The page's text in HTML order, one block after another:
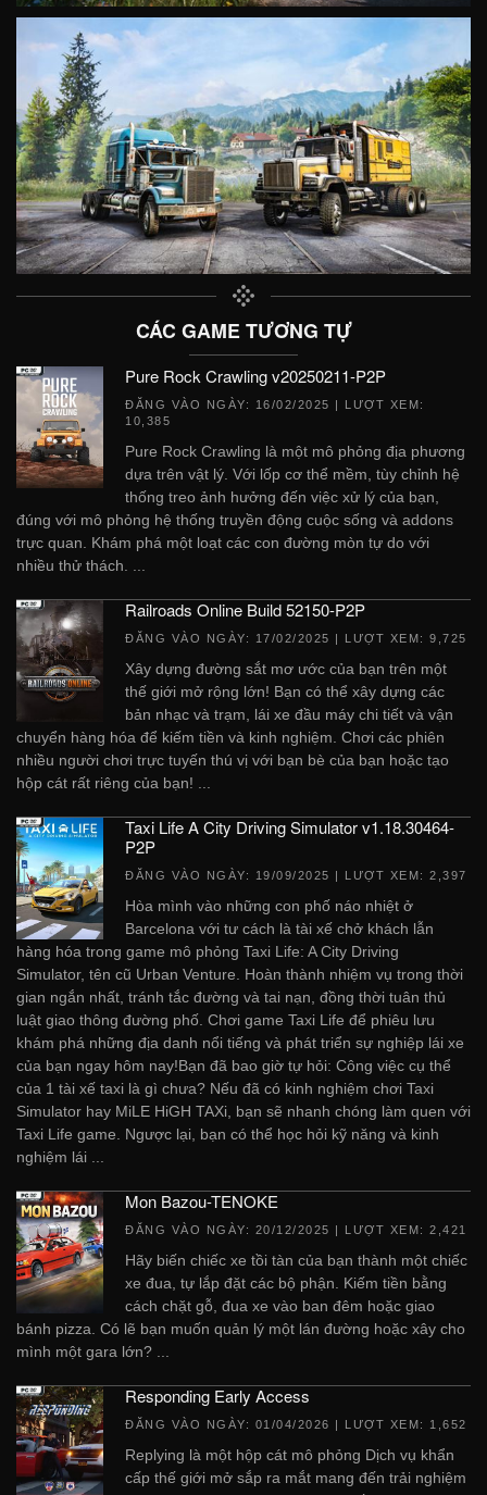
CÁC GAME TƯƠNG TỰ
Pure Rock Crawling v20250211-P2P
ĐĂNG VÀO NGÀY: 16/02/2025 | LƯỢT XEM:
10,385
Pure Rock Crawling là một mô phỏng địa phương
dựa trên vật lý. Với lốp cơ thể mềm, tùy chỉnh hệ
thống treo ảnh hưởng đến việc xử lý của bạn,
đúng với mô phỏng hệ thống truyền động cuộc sống và addons
trực quan. Khám phá một loạt các con đường mòn tự do với
nhiều thử thách. ...
Railroads Online Build 52150-P2P
ĐĂNG VÀO NGÀY: 17/02/2025 | LƯỢT XEM: 9,725
Xây dựng đường sắt mơ ước của bạn trên một
thế giới mở rộng lớn! Bạn có thể xây dựng các
bản nhạc và trạm, lái xe đầu máy chi tiết và vận
chuyển hàng hóa để kiếm tiền và kinh nghiệm. Chơi các phiên
nhiều người chơi trực tuyến thú vị với bạn bè của bạn hoặc tạo
hộp cát rất riêng của bạn! ...
Taxi Life A City Driving Simulator v1.18.30464-
P2P
ĐĂNG VÀO NGÀY: 19/09/2025 | LƯỢT XEM: 2,397
Hòa mình vào những con phố náo nhiệt ở
Barcelona với tư cách là tài xế chở khách lẫn
hàng hóa trong game mô phỏng Taxi Life: A City Driving
Simulator, tên cũ Urban Venture. Hoàn thành nhiệm vụ trong thời
gian ngắn nhất, tránh tắc đường và tai nạn, đồng thời tuân thủ
luật giao thông đường phố. Chơi game Taxi Life để phiêu lưu
khám phá những địa danh nổi tiếng và phát triển sự nghiệp lái xe
của bạn ngay hôm nay!Bạn đã bao giờ tự hỏi: Công việc cụ thể
của 1 tài xế taxi là gì chưa? Nếu đã có kinh nghiệm chơi Taxi
Simulator hay MiLE HiGH TAXi, bạn sẽ nhanh chóng làm quen với
Taxi Life game. Ngược lại, bạn có thể học hỏi kỹ năng và kinh
nghiệm lái ...
Mon Bazou-TENOKE
ĐĂNG VÀO NGÀY: 20/12/2025 | LƯỢT XEM: 2,421
Hãy biến chiếc xe tồi tàn của bạn thành một chiếc
xe đua, tự lắp đặt các bộ phận. Kiếm tiền bằng
cách chặt gỗ, đua xe vào ban đêm hoặc giao
bánh pizza. Có lẽ bạn muốn quản lý một lán đường hoặc xây cho
mình một gara lớn? ...
Responding Early Access
ĐĂNG VÀO NGÀY: 01/04/2026 | LƯỢT XEM: 1,652
Replying là một hộp cát mô phỏng Dịch vụ khẩn
cấp thế giới mở sắp ra mắt mang đến trải nghiệm